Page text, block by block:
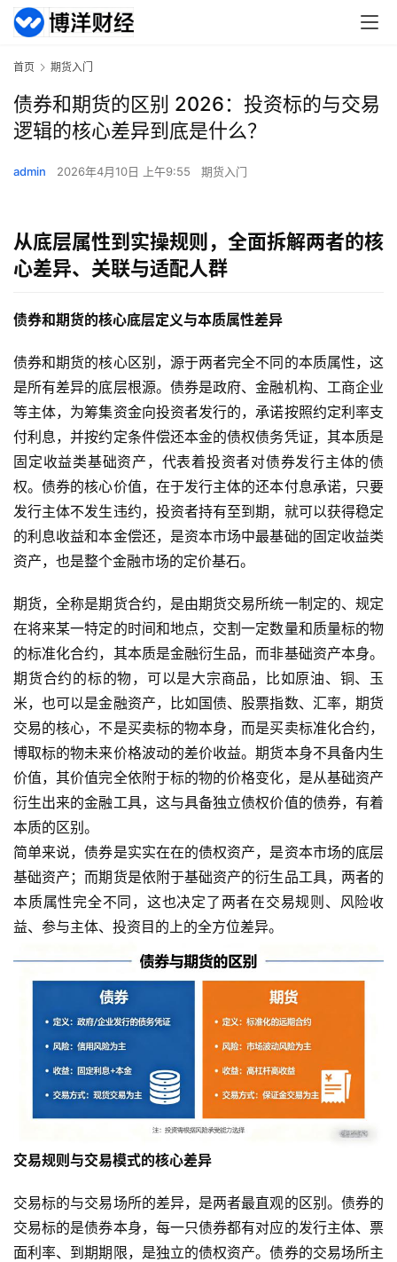
首页 期货入门
债券和期货的区别 2026：投资标的与交易
逻辑的核心差异到底是什么？
admin 2026年4月10日 上午9:55 期货入门
从底层属性到实操规则，全面拆解两者的核
心差异、关联与适配人群
债券和期货的核心底层定义与本质属性差异
债券和期货的核心区别，源于两者完全不同的本质属性，这
是所有差异的底层根源。债券是政府、金融机构、工商企业
等主体，为筹集资金向投资者发行的，承诺按照约定利率支
付利息，并按约定条件偿还本金的债权债务凭证，其本质是
固定收益类基础资产，代表着投资者对债券发行主体的债
权。债券的核心价值，在于发行主体的还本付息承诺，只要
发行主体不发生违约，投资者持有至到期，就可以获得稳定
的利息收益和本金偿还，是资本市场中最基础的固定收益类
资产，也是整个金融市场的定价基石。
期货，全称是期货合约，是由期货交易所统一制定的、规定
在将来某一特定的时间和地点，交割一定数量和质量标的物
的标准化合约，其本质是金融衍生品，而非基础资产本身。
期货合约的标的物，可以是大宗商品，比如原油、铜、玉
米，也可以是金融资产，比如国债、股票指数、汇率，期货
交易的核心，不是买卖标的物本身，而是买卖标准化合约，
博取标的物未来价格波动的差价收益。期货本身不具备内生
价值，其价值完全依附于标的物的价格变化，是从基础资产
衍生出来的金融工具，这与具备独立债权价值的债券，有着
本质的区别。
简单来说，债券是实实在在的债权资产，是资本市场的底层
基础资产；而期货是依附于基础资产的衍生品工具，两者的
本质属性完全不同，这也决定了两者在交易规则、风险收
益、参与主体、投资目的上的全方位差异。
交易规则与交易模式的核心差异
交易标的与交易场所的差异，是两者最直观的区别。债券的
交易标的是债券本身，每一只债券都有对应的发行主体、票
面利率、到期期限，是独立的债权资产。债券的交易场所主